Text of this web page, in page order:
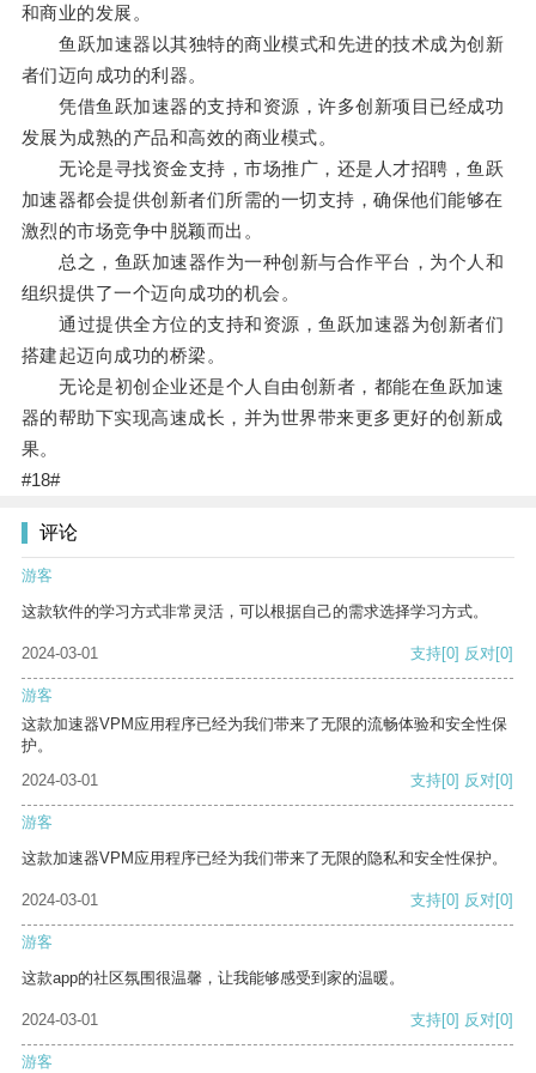
和商业的发展。
鱼跃加速器以其独特的商业模式和先进的技术成为创新
者们迈向成功的利器。
凭借鱼跃加速器的支持和资源，许多创新项目已经成功
发展为成熟的产品和高效的商业模式。
无论是寻找资金支持，市场推广，还是人才招聘，鱼跃
加速器都会提供创新者们所需的一切支持，确保他们能够在
激烈的市场竞争中脱颖而出。
总之，鱼跃加速器作为一种创新与合作平台，为个人和
组织提供了一个迈向成功的机会。
通过提供全方位的支持和资源，鱼跃加速器为创新者们
搭建起迈向成功的桥梁。
无论是初创企业还是个人自由创新者，都能在鱼跃加速
器的帮助下实现高速成长，并为世界带来更多更好的创新成
果。
#18#
评论
游客
这款软件的学习方式非常灵活，可以根据自己的需求选择学习方式。
2024-03-01 支持[0] 反对[0]
游客
这款加速器VPM应用程序已经为我们带来了无限的流畅体验和安全性保
护。
2024-03-01
支持[0] 反对[0]
游客
这款加速器VPM应用程序已经为我们带来了无限的隐私和安全性保护。
2024-03-01 支持[0] 反对[0]
游客
这款app的社区氛围很温馨，让我能够感受到家的温暖。
2024-03-01 支持[0] 反对[0]
游客